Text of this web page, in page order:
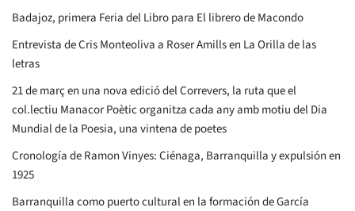
Badajoz, primera Feria del Libro para El librero de Macondo
Entrevista de Cris Monteoliva a Roser Amills en La Orilla de las
letras
21 de març en una nova edició del Correvers, la ruta que el
col.lectiu Manacor Poètic organitza cada any amb motiu del Dia
Mundial de la Poesia, una vintena de poetes
Cronología de Ramon Vinyes: Ciénaga, Barranquilla y expulsión en
1925
Barranquilla como puerto cultural en la formación de García